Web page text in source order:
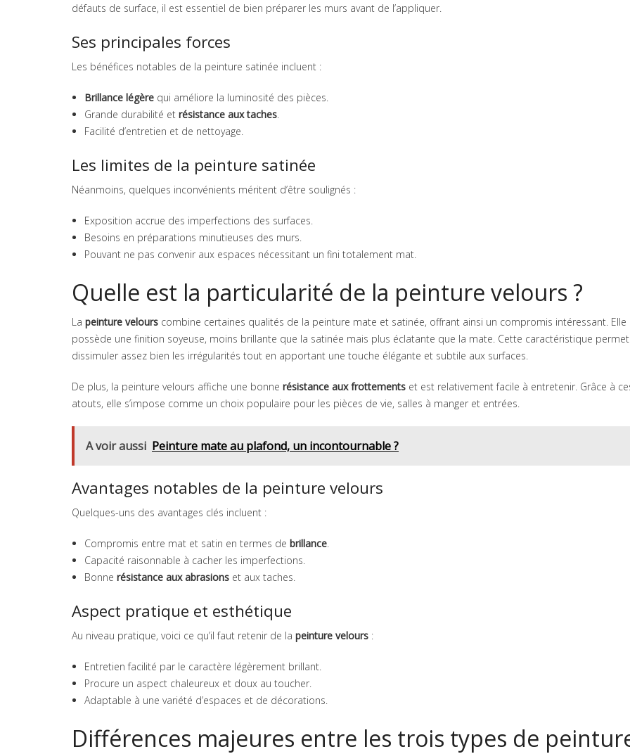
défauts de surface, il est essentiel de bien préparer les murs avant de l’appliquer.
Ses principales forces
Les bénéfices notables de la peinture satinée incluent :
Brillance légèrequi améliore la luminosité des pièces.
Grande durabilité et résistance aux taches.
Facilité d’entretien et de nettoyage.
Les limites de la peinture satinée
Néanmoins, quelques inconvénients méritent d’être soulignés :
Exposition accrue des imperfections des surfaces.
Besoins en préparations minutieuses des murs.
Pouvant ne pas convenir aux espaces nécessitant un fini totalement mat.
Quelle est la particularité de la peinture velours ?
La peinture velours combine certaines qualités de la peinture mate et satinée, offrant ainsi un compromis intéressant. Elle
possède une finition soyeuse, moins brillante que la satinée mais plus éclatante que la mate. Cette caractéristique
dissimuler assez bien les irrégularités tout en apportant une touche élégante et subtile aux surfaces.
De plus, la peinture velours affiche une bonne résistance aux frottements et est relativement facile à entretenir. Grâce à
atouts, elle s’impose comme un choix populaire pour les pièces de vie, salles à manger et entrées.
A voir aussi Peinture mate au plafond, un incontournable ?
Avantages notables de la peinture velours
Quelques-uns des avantages clés incluent :
Compromis entre mat et satin en termes de brillance.
Capacité raisonnable à cacher les imperfections.
Bonne résistance aux abrasionset aux taches.
Aspect pratique et esthétique
Au niveau pratique, voici ce qu’il faut retenir de la peinture velours :
Entretien facilité par le caractère légèrement brillant.
Procure un aspect chaleureux et doux au toucher.
Adaptable à une variété d’espaces et de décorations.
Différences majeures entre les trois types de